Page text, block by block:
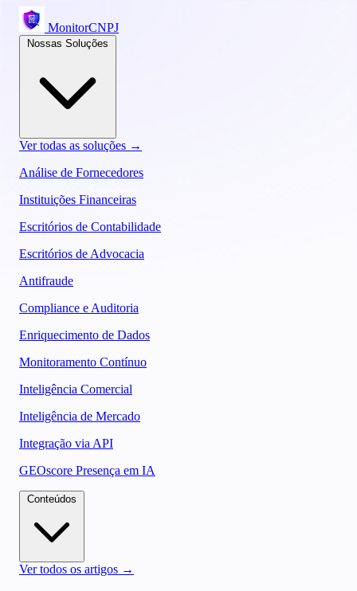
MonitorCNPJ
Ver todas as soluções →
Análise de Fornecedores
Instituições Financeiras
Escritórios de Contabilidade
Escritórios de Advocacia
Antifraude
Compliance e Auditoria
Enriquecimento de Dados
Monitoramento Contínuo
Inteligência Comercial
Inteligência de Mercado
Integração via API
GEOscore Presença em IA
Ver todos os artigos →